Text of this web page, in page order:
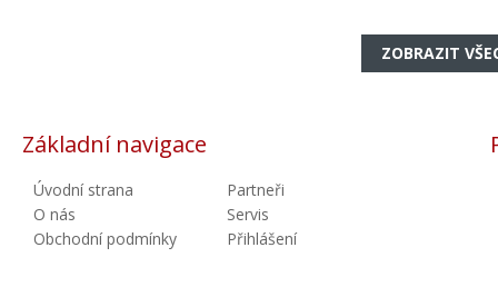
ZOBRAZIT
Základní navigace
Úvodní strana
O nás
Obchodní podmínky
Partneři
Servis
Přihlášení